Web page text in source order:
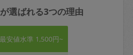
選ばれる3つの理由
安値水準 1,500円~